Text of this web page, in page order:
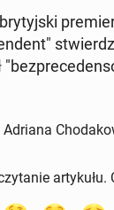
artykułu.